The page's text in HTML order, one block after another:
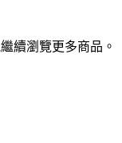
續瀏覽更多商品。